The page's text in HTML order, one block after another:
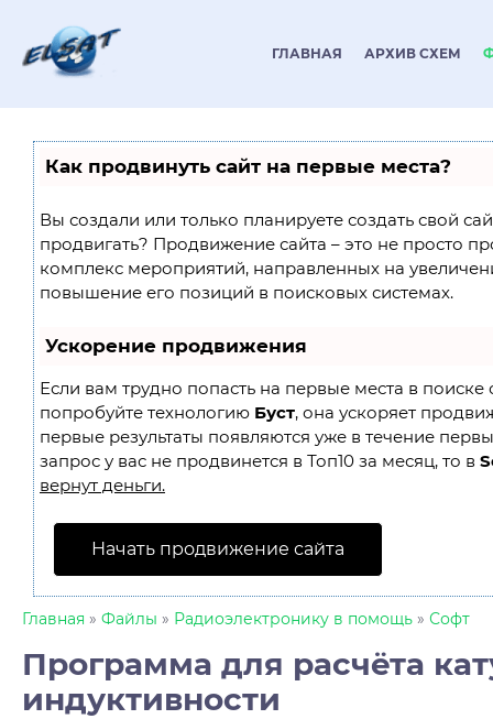
ГЛАВНАЯ АРХИВ СХЕМ
Как продвинуть сайт на первые места?
Вы создали или только планируете создать свой
продвигать? Продвижение сайта – это не просто
комплекс мероприятий, направленных на
повышение его позиций в поисковых системах.
Ускорение продвижения
Если вам трудно попасть на первые места в поиске
попробуйте технологию Буст, она ускоряет
первые результаты появляются уже в течение
запрос у вас не продвинется в Топ10 за месяц, то в
вернут деньги.
Начать продвижение сайта
Главная » Файлы » Радиоэлектронику в помощь » Софт
Программа для расчёта
индуктивности